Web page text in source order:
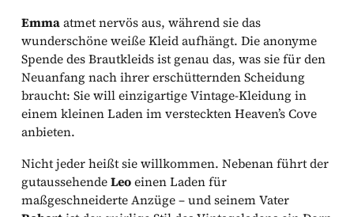
Emmaatmet nervös aus, während sie das
wunderschöne weiße Kleid aufhängt. Die anonyme
Spende des Brautkleids ist genau das, was sie für den
Neuanfang nach ihrer erschütternden Scheidung
braucht: Sie will einzigartige Vintage-Kleidung in
einem kleinen Laden im versteckten Heaven’s Cove
anbieten.
Nicht jeder heißt sie willkommen. Nebenan führt der
gutaussehendeLeoeinen Laden für
maßgeschneiderte Anzüge – und seinem Vater